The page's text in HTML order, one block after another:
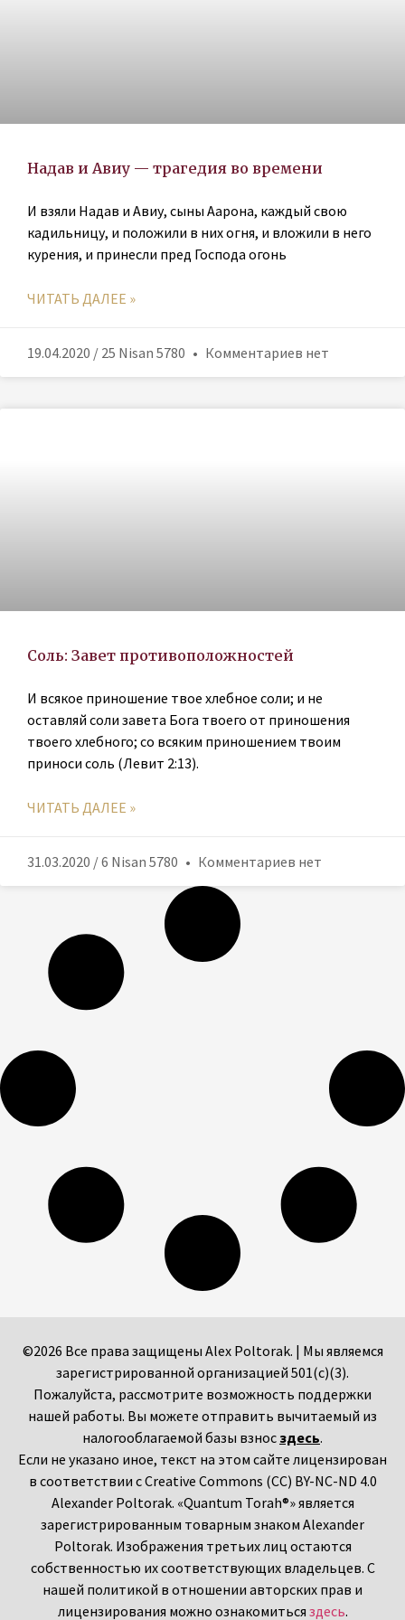
Надав и Авиу — трагедия во времени
И взяли Надав и Авиу, сыны Аарона, каждый свою
кадильницу, и положили в них огня, и вложили в него
курения, и принесли пред Господа огонь
ЧИТАТЬ ДАЛЕЕ »
19.04.2020 / 25 Nisan 5780 Комментариев нет
Соль: Завет противоположностей
И всякое приношение твое хлебное соли; и не
оставляй соли завета Бога твоего от приношения
твоего хлебного; со всяким приношением твоим
приноси соль (Левит 2:13).
ЧИТАТЬ ДАЛЕЕ »
31.03.2020 / 6 Nisan 5780 Комментариев нет
©2026 Все права защищены Alex Poltorak. | Мы являемся
зарегистрированной организацией 501(c)(3).
Пожалуйста, рассмотрите возможность поддержки
нашей работы. Вы можете отправить вычитаемый из
налогооблагаемой базы взнос здесь.
Если не указано иное, текст на этом сайте лицензирован
в соответствии с Creative Commons (CC) BY-NC-ND 4.0
Alexander Poltorak. «Quantum Torah®» является
зарегистрированным товарным знаком Alexander
Poltorak. Изображения третьих лиц остаются
собственностью их соответствующих владельцев. С
нашей политикой в отношении авторских прав и
лицензирования можно ознакомиться здесь.